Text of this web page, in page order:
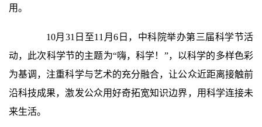
用。
10月 31 日至11 月6 日，中科院举办第三届科学节活
动，此次科学节的主题为“嗨，科学！”，以科学的多样色彩
为基调，注重科学与艺术的充分融合，让公众近距离接触前
沿科技成果，激发公众用好奇拓宽知识边界，用科学连接未
来生活。